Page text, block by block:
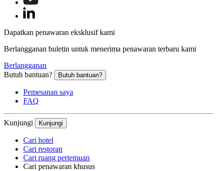
Dapatkan penawaran eksklusif kami
Berlangganan buletin untuk menerima penawaran terbaru kami
Berlangganan
Butuh bantuan?
Butuh bantuan?
Pemesanan saya
FAQ
Kunjungi Kunjungi
Cari hotel
Cari restoran
Cari ruang pertemuan
Cari penawaran khusus